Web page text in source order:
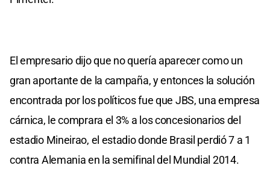
El empresario dijo que no quería aparecer como un
gran aportante de la campaña, y entonces la solución
encontrada por los políticos fue que JBS, una empresa
cárnica, le comprara el 3% a los concesionarios del
estadio Mineirao, el estadio donde Brasil perdió 7 a 1
contra Alemania en la semifinal del Mundial 2014.